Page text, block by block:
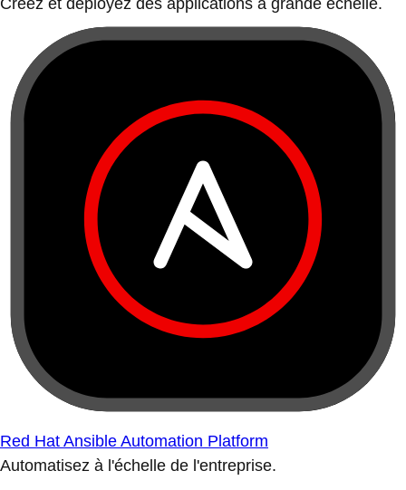
Créez et déployez des applications à grande échelle.
Red Hat Ansible Automation Platform
Automatisez à l'échelle de l'entreprise.